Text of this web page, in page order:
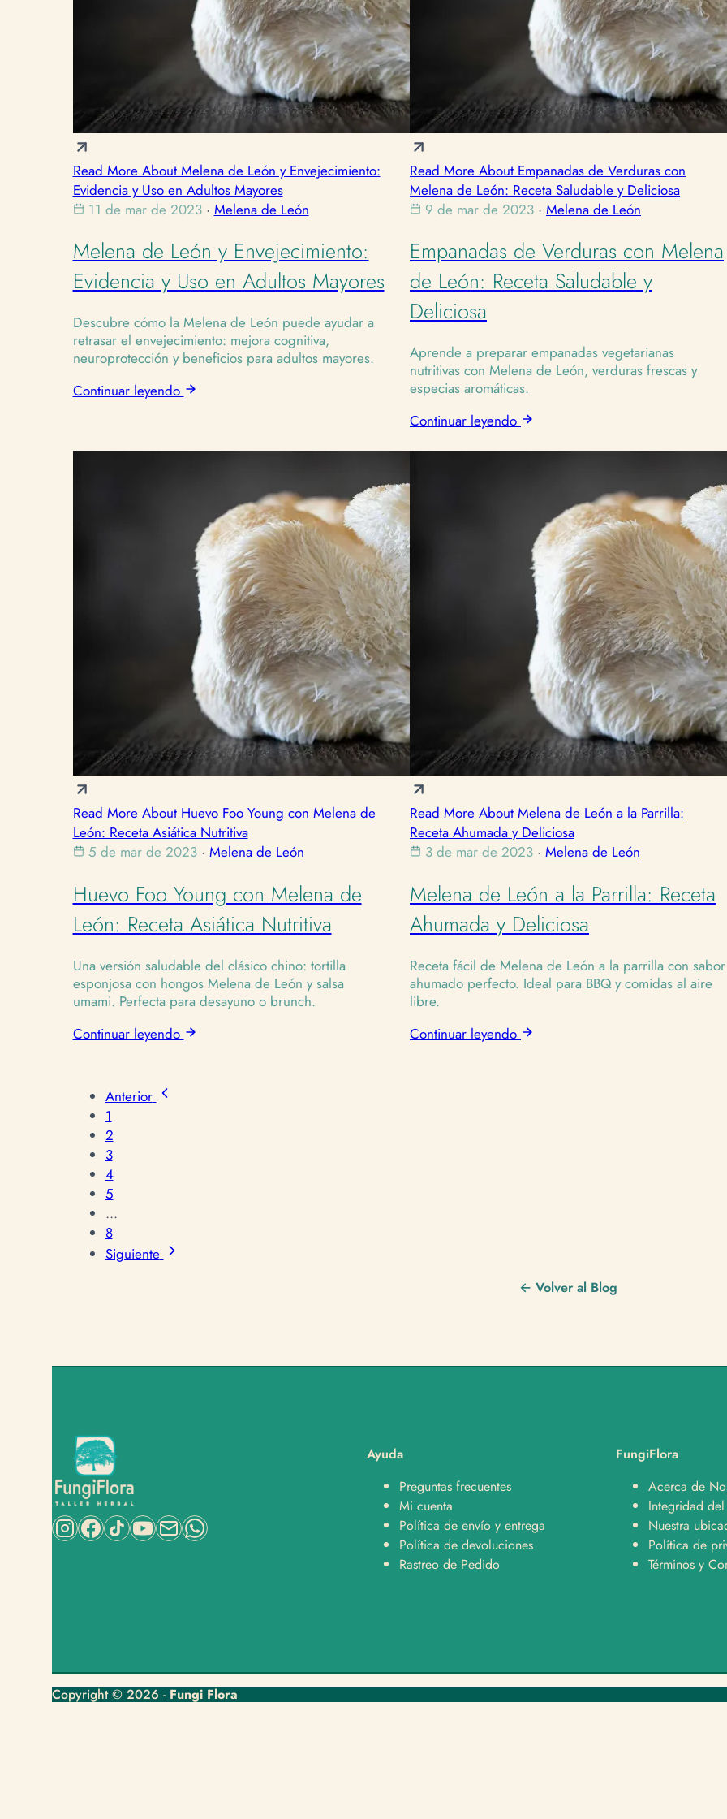
Read More About Melena de León y Envejecimiento:
Evidencia y Uso en Adultos Mayores
11 de mar de 2023 · Melena de León
Melena de León y Envejecimiento:
Evidencia y Uso en Adultos Mayores
Descubre cómo la Melena de León puede ayudar a
retrasar el envejecimiento: mejora cognitiva,
neuroprotección y beneficios para adultos mayores.
Continuar leyendo
Read More About Empanadas de Verduras con
Melena de León: Receta Saludable y Deliciosa
9 de mar de 2023 · Melena de León
Empanadas de Verduras con Melena
de León: Receta Saludable y
Deliciosa
Aprende a preparar empanadas vegetarianas
nutritivas con Melena de León, verduras frescas y
especias aromáticas.
Continuar leyendo
Read More About Huevo Foo Young con Melena de
León: Receta Asiática Nutritiva
5 de mar de 2023 · Melena de León
Huevo Foo Young con Melena de
León: Receta Asiática Nutritiva
Una versión saludable del clásico chino: tortilla
esponjosa con hongos Melena de León y salsa
umami. Perfecta para desayuno o brunch.
Continuar leyendo
Read More About Melena de León a la Parrilla:
Receta Ahumada y Deliciosa
3 de mar de 2023 · Melena de León
Melena de León a la Parrilla: Receta
Ahumada y Deliciosa
Receta fácil de Melena de León a la parrilla con sabor
ahumado perfecto. Ideal para BBQ y comidas al aire
libre.
Continuar leyendo
Anterior
1
2
3
4
5
...
8
Siguiente
← Volver al Blog
Ayuda
Preguntas frecuentes
Mi cuenta
Política de envío y entrega
Política de devoluciones
Rastreo de Pedido
FungiFlora
Acerca de
Integridad
Nuestra
Política de
Términos y
Copyright © 2026 - Fungi Flora